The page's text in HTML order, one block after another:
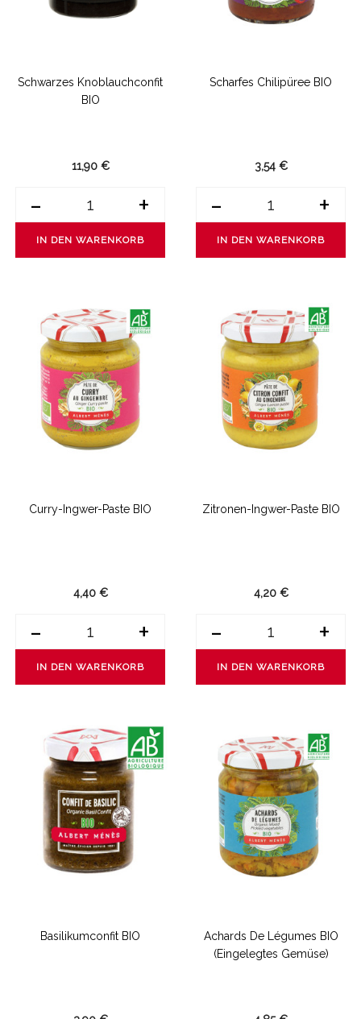
Schwarzes Knoblauchconfit
BIO
11,90 €
- +
IN DEN WARENKORB
Scharfes Chilipüree BIO
3,54 €
- +
IN DEN WARENKORB
Curry-Ingwer-Paste BIO
4,40 €
- +
IN DEN WARENKORB
Zitronen-Ingwer-Paste BIO
4,20 €
- +
IN DEN WARENKORB
Basilikumconfit BIO
Achards De Légumes BIO
(eingelegtes Gemüse)